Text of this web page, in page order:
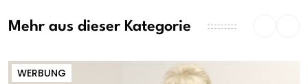
Mehr aus dieser Kategorie
WERBUNG